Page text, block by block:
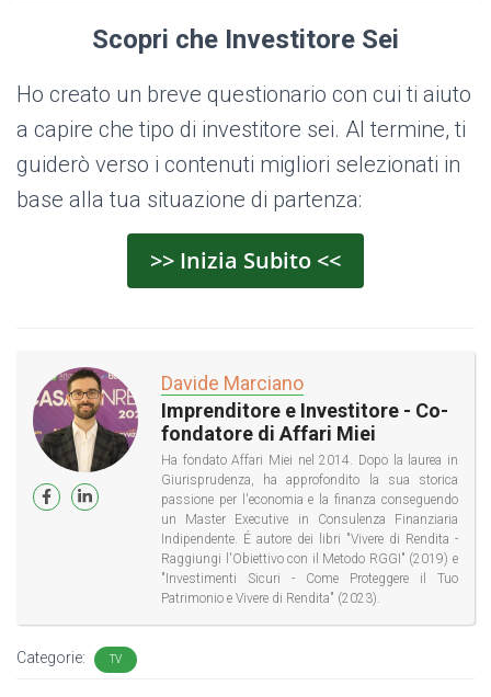
Scopri che Investitore Sei
Ho creato un breve questionario con cui ti aiuto
a capire che tipo di investitore sei. Al termine, ti
guiderò verso i contenuti migliori selezionati in
base alla tua situazione di partenza:
>> Inizia Subito <<
Davide Marciano
Imprenditore e Investitore - Co-
fondatore di Affari Miei
Ha fondato Affari Miei nel 2014. Dopo la laurea in
Giurisprudenza, ha approfondito la sua storica
passione per l'economia e la finanza conseguendo
un Master Executive in Consulenza Finanziaria
Indipendente. É autore dei libri "Vivere di Rendita -
Raggiungi l'Obiettivo con il Metodo RGGI" (2019) e
"Investimenti Sicuri - Come Proteggere il Tuo
Patrimonio e Vivere di Rendita" (2023).
Categorie: TV